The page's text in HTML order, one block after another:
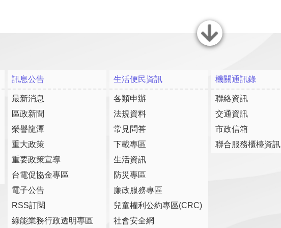
關閉
訊息公告
最新消息
區政新聞
榮譽龍潭
重大政策
重要政策宣導
台電促協金專區
電子公告
RSS訂閱
綠能業務行政透明專區
生活便民資訊
各類申辦
法規資料
常見問答
下載專區
生活資訊
防災專區
廉政服務專區
兒童權利公約專區(CRC)
社會安全網
機關通訊錄
聯絡資訊
交通資訊
市政信箱
聯合服務櫃檯資訊